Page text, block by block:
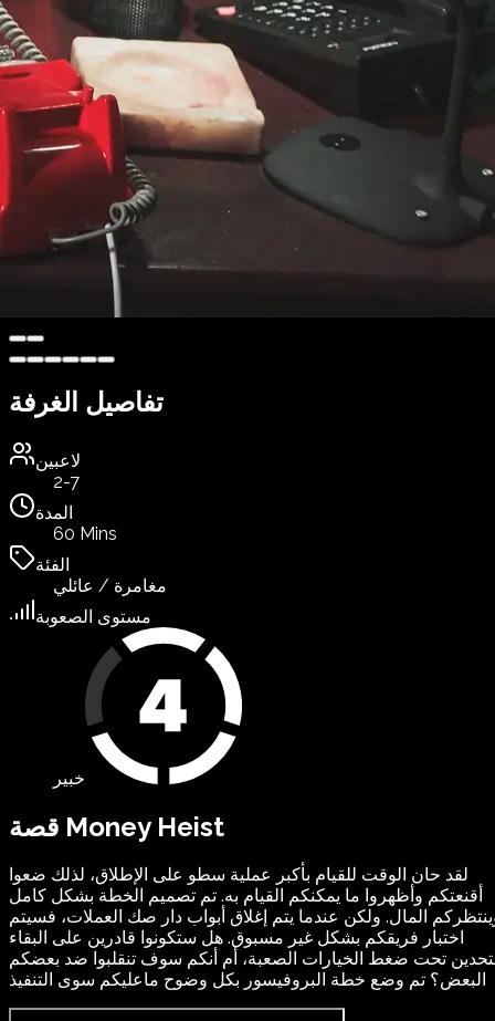
تفاصيل الغرفة
لاعبين
2-7
المدة
60 Mins
الفئة
مغامرة / عائلي
مستوى الصعوبة
خبير
قصة Money Heist
لقد حان الوقت للقيام بأكبر عملية سطو على الإطلاق، لذلك ضعوا
أقنعتكم وأظهروا ما يمكنكم القيام به. تم تصميم الخطة بشكل كامل
المال. ولكن عندما يتم إغلاق أبواب دار صك العملات، فسيتم
اختبار فريقكم بشكل غير مسبوق. هل ستكونوا قادرين على البقاء
تحت ضغط الخيارات الصعبة، أم أنكم سوف تنقلبوا ضد بعضكم
البعض؟ تم وضع خطة البروفيسور بكل وضوح ماعليكم سوى التنفيذ